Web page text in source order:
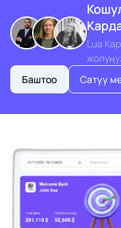
Lua
Баштоо
Сатуу